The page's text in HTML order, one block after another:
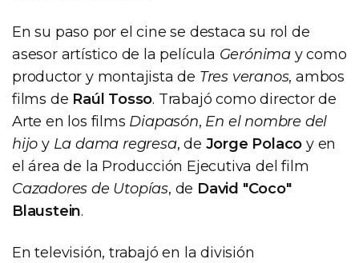
En su paso por el cine se destaca su rol de
asesor artístico de la película Gerónima y como
productor y montajista de Tres veranos, ambos
films de Raúl Tosso. Trabajó como director de
Arte en los films Diapasón, En el nombre del
hijo y La dama regresa, de Jorge Polaco y en
el área de la Producción Ejecutiva del film
Cazadores de Utopías, de David "Coco"
Blaustein.
En televisión, trabajó en la división